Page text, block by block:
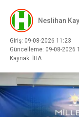
Neslihan
Giriş: 09-08-2026 11:23
Güncelleme: 09-08-2026
Kaynak: İHA